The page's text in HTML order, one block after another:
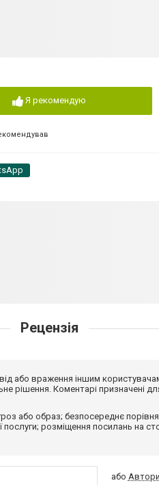
Я рекомендую
Рецензія
або враження іншим
рішення. Коментарі призначені
або образ; безпосереднє
послуги; розміщення посилань на
або